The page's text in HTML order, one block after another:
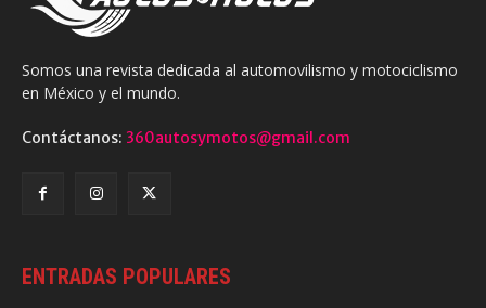
Somos una revista dedicada al automovilismo y motociclismo
en México y el mundo.
Contáctanos: 360autosymotos@gmail.com
ENTRADAS POPULARES